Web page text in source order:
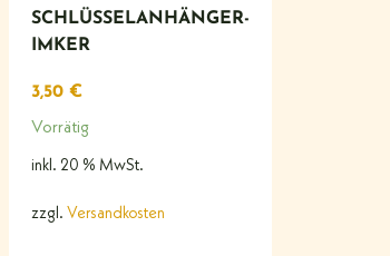
SCHLÜSSELANHÄNGER-
IMKER
3,50 €
Vorrätig
inkl. 20 % MwSt.
zzgl. Versandkosten